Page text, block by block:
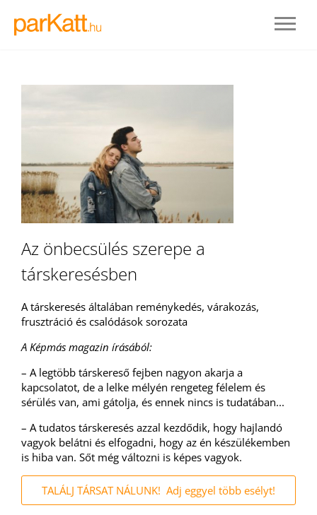
BELÉPÉS
REGISZTRÁLOK
Az önbecsülés szerepe a
társkeresésben
A társkeresés általában reménykedés, várakozás,
frusztráció és csalódások sorozata
A Képmás magazin írásából:
– A legtöbb társkereső fejben nagyon akarja a
kapcsolatot, de a lelke mélyén rengeteg félelem és
sérülés van, ami gátolja, és ennek nincs is tudatában...
– A tudatos társkeresés azzal kezdődik, hogy hajlandó
vagyok belátni és elfogadni, hogy az én készülékemben
is hiba van. Sőt még változni is képes vagyok.
TALÁLJ TÁRSAT NÁLUNK! Adj eggyel több esélyt!